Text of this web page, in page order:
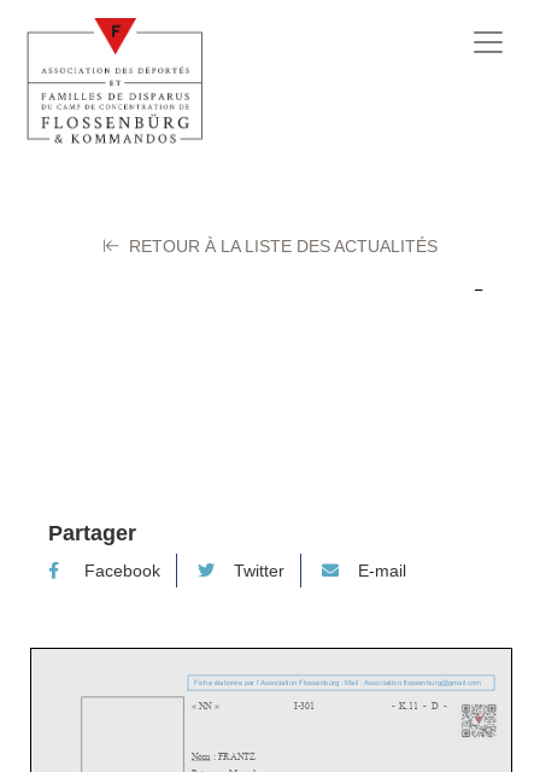
RETOUR À LA LISTE DES ACTUALITÉS
FRANTZ Marcel
Partager
Facebook Twitter E-mail